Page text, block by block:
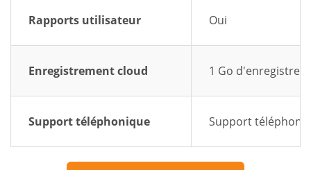
Rapports utilisateur Oui
Enregistrement cloud 1 Go
Support téléphonique Support